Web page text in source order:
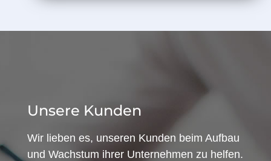
Unsere Kunden
Wir lieben es, unseren Kunden beim Aufbau
und Wachstum ihrer Unternehmen zu helfen.